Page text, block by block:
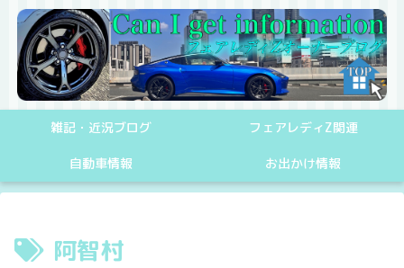
雑記・近況ブログ フェアレディZ関連
自動車情報 お出かけ情報
阿智村